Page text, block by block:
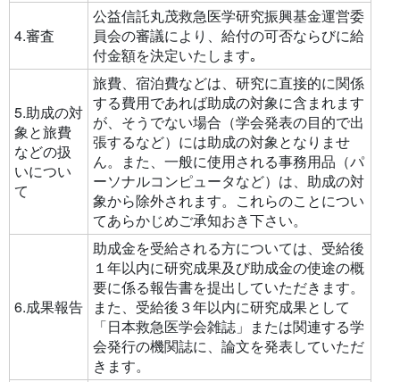
4.審査
公益信託丸茂救急医学研究振興基金運営委
員会の審議により、給付の可否ならびに給
付金額を決定いたします｡
5.助成の対
象と旅費
などの扱
いについ
て
旅費、宿泊費などは、研究に直接的に関係
する費用であれば助成の対象に含まれます
が、そうでない場合（学会発表の目的で出
張するなど）には助成の対象となりませ
ん。また、一般に使用される事務用品（パ
ーソナルコンピュータなど）は、助成の対
象から除外されます。これらのことについ
てあらかじめご承知おき下さい。
6.成果報告
助成金を受給される方については、受給後
１年以内に研究成果及び助成金の使途の概
要に係る報告書を提出していただきます。
また、受給後３年以内に研究成果として
「日本救急医学会雑誌」または関連する学
会発行の機関誌に、論文を発表していただ
きます。